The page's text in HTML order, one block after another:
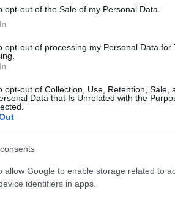
opt-out of the Sale of my Personal Data.
opt-out of processing my Personal Data for
opt-out of Collection, Use, Retention, Sale,
Data that Is Unrelated with the
allow Google to enable storage related to
identifiers in apps.
volta che la nostra industria
la Presidente del Consiglio
a seguito degli attacchi